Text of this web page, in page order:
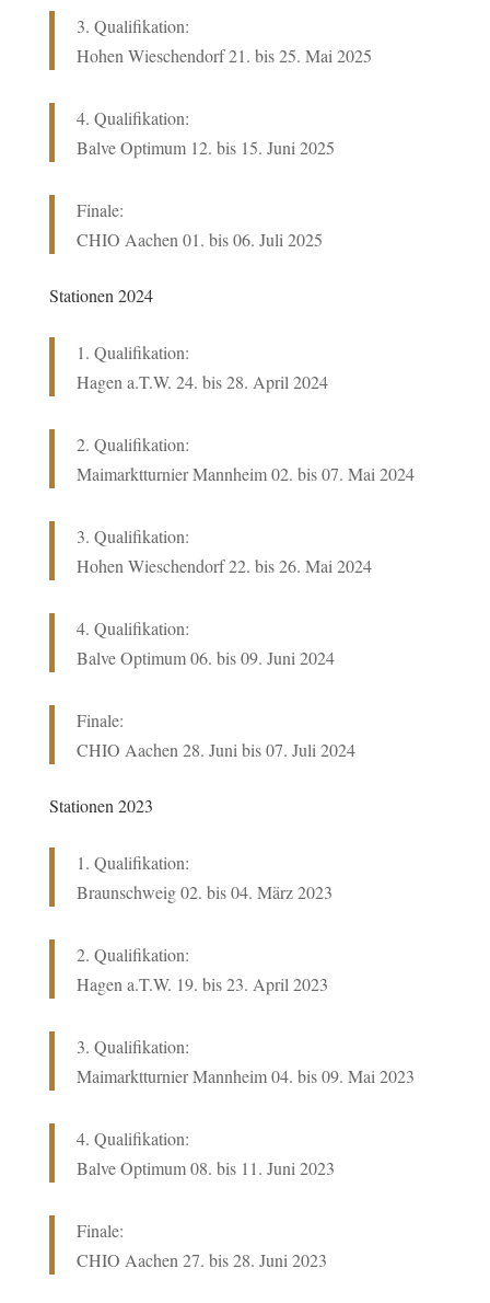
3. Qualifikation:
Hohen Wieschendorf 21. bis 25. Mai 2025
4. Qualifikation:
Balve Optimum 12. bis 15. Juni 2025
Finale:
CHIO Aachen 01. bis 06. Juli 2025
Stationen 2024
1. Qualifikation:
Hagen a.T.W. 24. bis 28. April 2024
2. Qualifikation:
Maimarktturnier Mannheim 02. bis 07. Mai 2024
3. Qualifikation:
Hohen Wieschendorf 22. bis 26. Mai 2024
4. Qualifikation:
Balve Optimum 06. bis 09. Juni 2024
Finale:
CHIO Aachen 28. Juni bis 07. Juli 2024
Stationen 2023
1. Qualifikation:
Braunschweig 02. bis 04. März 2023
2. Qualifikation:
Hagen a.T.W. 19. bis 23. April 2023
3. Qualifikation:
Maimarktturnier Mannheim 04. bis 09. Mai 2023
4. Qualifikation:
Balve Optimum 08. bis 11. Juni 2023
Finale:
CHIO Aachen 27. bis 28. Juni 2023